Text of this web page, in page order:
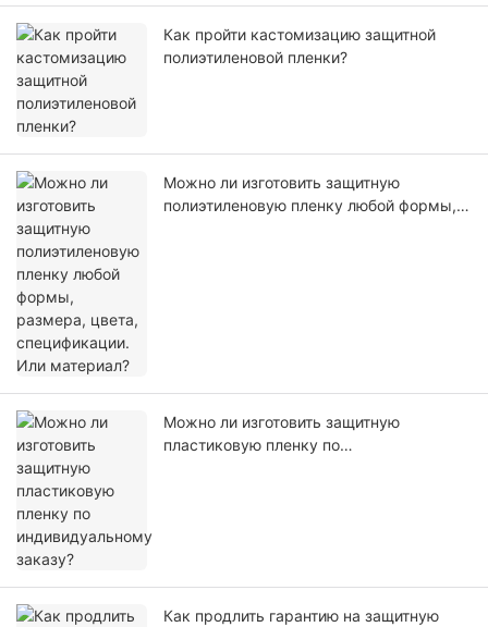
Как пройти кастомизацию защитной
полиэтиленовой пленки?
Можно ли изготовить защитную
полиэтиленовую пленку любой формы,
Можно ли изготовить защитную
пластиковую пленку по
Как продлить гарантию на защитную